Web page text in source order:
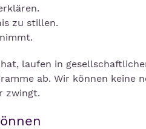
zu stillen.
laufen in
ab. Wir können keine
zwingt.